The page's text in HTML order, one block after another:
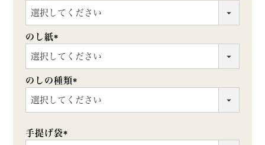
(必
須)
のし紙
(必
須)
のしの種類
(必
須)
手提げ袋